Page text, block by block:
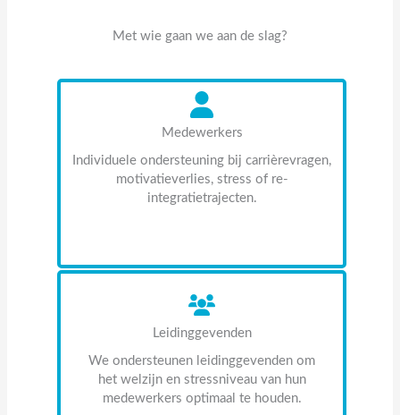
Met wie gaan we aan de slag?
Medewerkers
Individuele ondersteuning bij carrièrevragen,
motivatieverlies, stress of re-
integratietrajecten.
Leidinggevenden
We ondersteunen leidinggevenden om
het welzijn en stressniveau van hun
medewerkers optimaal te houden.